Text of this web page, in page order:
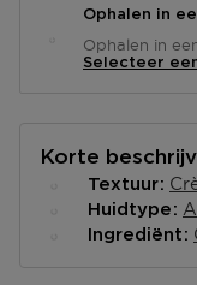
Ophalen in
Ophalen in
Selecteer
Korte
Textuur
Huidtype
Ingrediënt